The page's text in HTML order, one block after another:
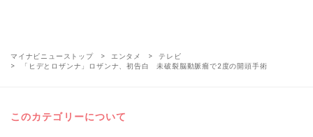
マイナビニューストップ エンタメ
テレビ
「ヒデとロザンナ」ロザンナ、初告白 未破裂脳動脈瘤で2度の開頭手術
このカテゴリーについて